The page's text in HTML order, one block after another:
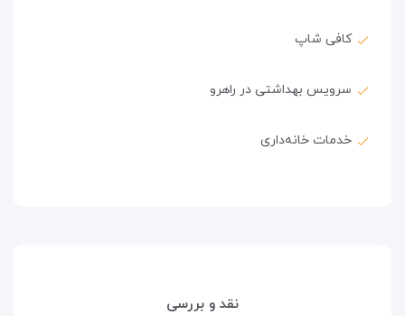
کافی شاپ
سرویس بهداشتی در راهرو
خدمات خانه‌داری
نقد و بررسی